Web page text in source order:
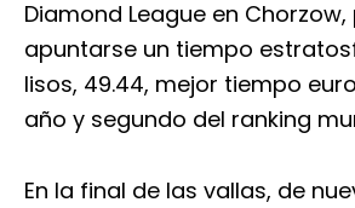
Diamond League en
apuntarse un tiempo
lisos, 49.44, mejor tiempo
año y segundo del ranking
En la final de las vallas, de